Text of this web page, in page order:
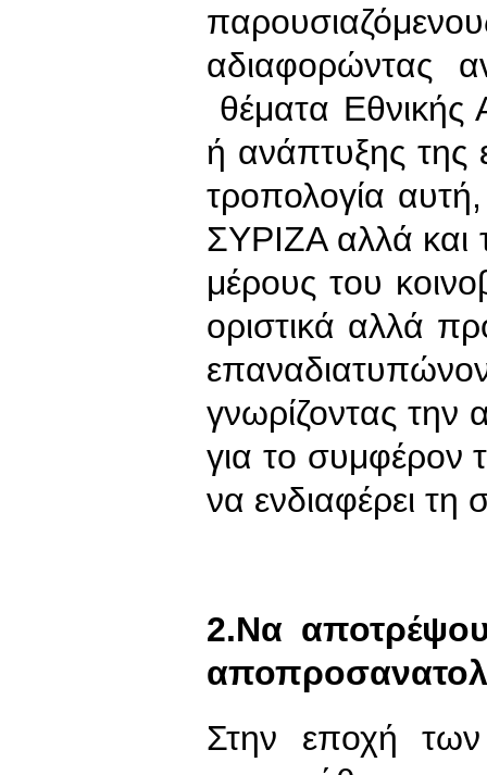
αδιαφορώντας
θέματα Εθνικής
ή ανάπτυξης της
τροπολογία
ΣΥΡΙΖΑ αλλά και
μέρους του
οριστικά αλλά
γνωρίζοντας την
για το συμφέρον
να ενδιαφέρει τη
2.Να
Στην εποχή